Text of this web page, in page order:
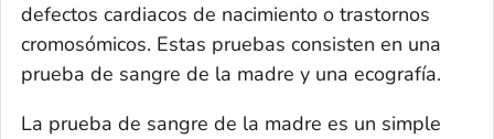
defectos cardiacos de nacimiento o trastornos
cromosómicos. Estas pruebas consisten en una
prueba de sangre de la madre y una ecografía.
La prueba de sangre de la madre es un simple